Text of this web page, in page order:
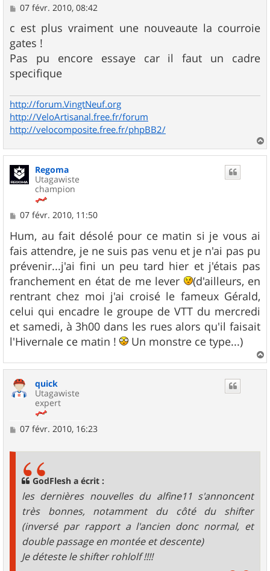
M
a
g
e
07 févr. 2010, 08:42
c est plus vraiment une nouveaute la courroie
gates !
Pas pu encore essaye car il faut un cadre
specifique
http://forum.VingtNeuf.org
http://VeloArtisanal.free.fr/forum
http://velocomposite.free.fr/phpBB2/
a
Regoma
Utagawiste
champion
M
s
s
a
g
e
07 févr. 2010, 11:50
Hum, au fait désolé pour ce matin si je vous ai
fais attendre, je ne suis pas venu et je n'ai pas pu
prévenir...j'ai fini un peu tard hier et j'étais pas
franchement en état de me lever
(d'ailleurs, en
rentrant chez moi j'ai croisé le fameux Gérald,
celui qui encadre le groupe de VTT du mercredi
et samedi, à 3h00 dans les rues alors qu'il faisait
l'Hivernale ce matin !
Un monstre ce type...)
a
quick
Utagawiste
expert
M
07 févr. 2010, 16:23
GodFlesh a écrit :
les dernières nouvelles du alfine11 s'annoncent
très bonnes, notamment du côté du shifter
(inversé par rapport a l'ancien donc normal, et
double passage en montée et descente)
Je déteste le shifter rohlolf !!!!